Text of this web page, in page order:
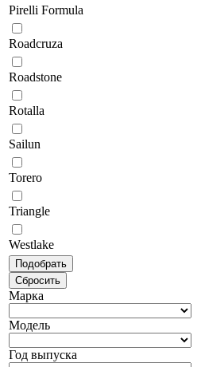
Pirelli Formula
Roadcruza
Roadstone
Rotalla
Sailun
Torero
Triangle
Westlake
Марка
Модель
Год выпуска